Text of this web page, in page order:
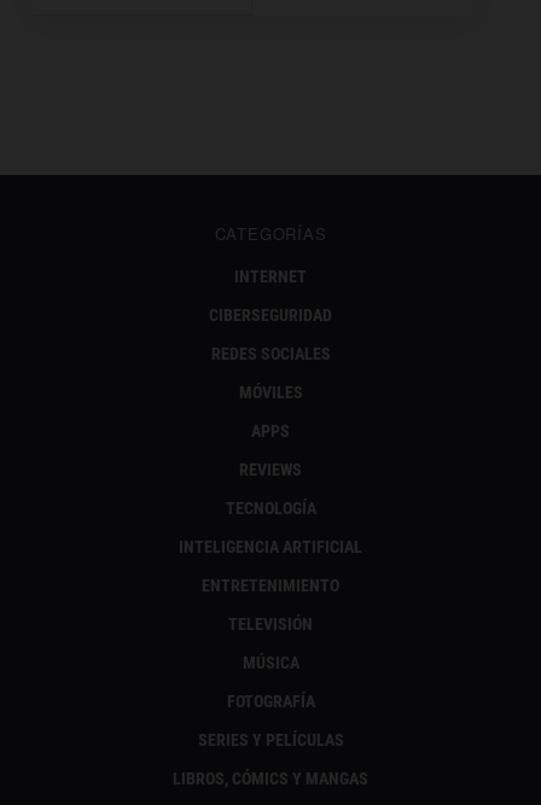
CATEGORÍAS
INTERNET
CIBERSEGURIDAD
REDES SOCIALES
MÓVILES
APPS
REVIEWS
TECNOLOGÍA
INTELIGENCIA ARTIFICIAL
ENTRETENIMIENTO
TELEVISIÓN
MÚSICA
FOTOGRAFÍA
SERIES Y PELÍCULAS
LIBROS, CÓMICS Y MANGAS